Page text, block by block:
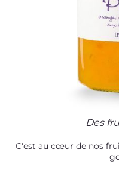
Des
C'est au cœur de nos